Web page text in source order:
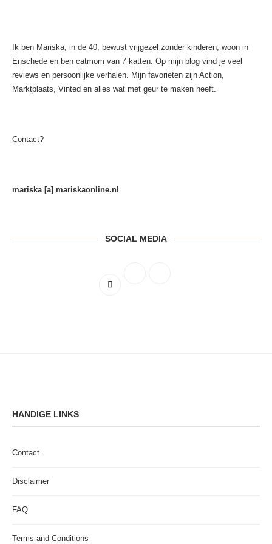
Ik ben Mariska, in de 40, bewust vrijgezel zonder kinderen, woon in
Enschede en ben catmom van 7 katten. Op mijn blog vind je veel
reviews en persoonlijke verhalen. Mijn favorieten zijn Action,
Marktplaats, Vinted en alles wat met geur te maken heeft.
Contact?
mariska [a] mariskaonline.nl
SOCIAL MEDIA
HANDIGE LINKS
Contact
Disclaimer
FAQ
Terms and Conditions